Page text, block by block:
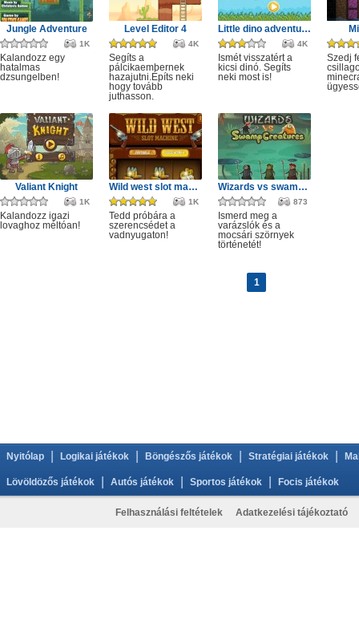
Jungle Adventure
1K
Kalandozz egy
hatalmas
dzsungelben!
Level Editor 4
4K
Segíts a
pálcikaembernek
hazajutni.Építs neki
hogy tovább
juthasson.
Little dino adventure returns
4K
Ismét visszatért a
kicsi dinó. Segíts
neki most is!
Szedj
Valiant Knight
1K
Kalandozz igazi
lovaghoz méltóan!
Wild west slot machine
1K
Tedd próbára a
szerencsédet a
vadnyugaton!
Wizards vs swamp creatures
873
Ismerd meg a
varázslók és a
mocsári szörnyek
történetét!
1
Nyitólap Logikai játékok Böngészős játékok Stratégiai játékok
Lövöldözős játékok Autós játékok Sportos játékok Focis játékok
Felhasználási feltételek Adatkezelési tájékoztató